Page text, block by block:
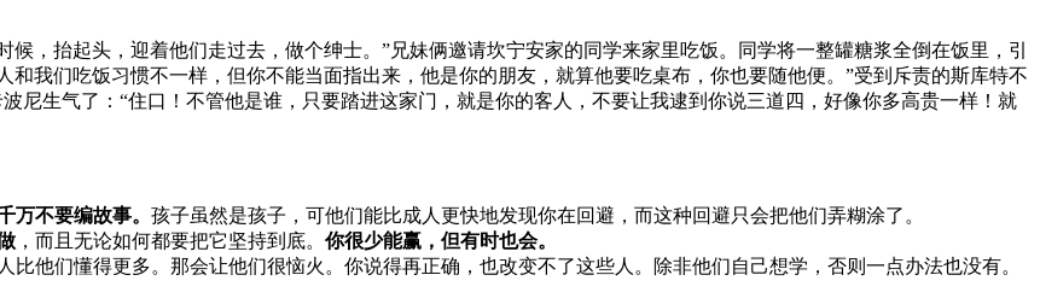
，抬起头，迎着他们走过去，做个绅士。”兄妹俩邀请坎宁安家的同学来家里吃饭。同学将一整罐糖浆全倒在饭里，引
我们吃饭习惯不一样，但你不能当面指出来，他是你的朋友，就算他要吃桌布，你也要随他便。”受到斥责的斯库特不
波尼生气了：“住口！不管他是谁，只要踏进这家门，就是你的客人，不要让我逮到你说三道四，好像你多高贵一样！就
万不要编故事。 孩子虽然是孩子，可他们能比成人更快地发现你在回避，而这种回避只会把他们弄糊涂了。
，而且无论如何都要把它坚持到底。 你很少能赢，但有时也会。
比他们懂得更多。那会让他们很恼火。你说得再正确，也改变不了这些人。除非他们自己想学，否则一点办法也没有。